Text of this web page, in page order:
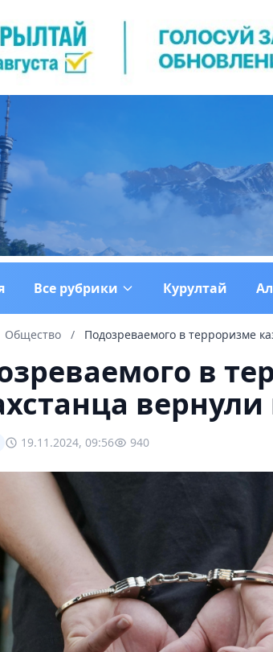
Все рубрики Курултай
Общество / Подозреваемого в терроризме
в
19.11.2024, 09:56 940